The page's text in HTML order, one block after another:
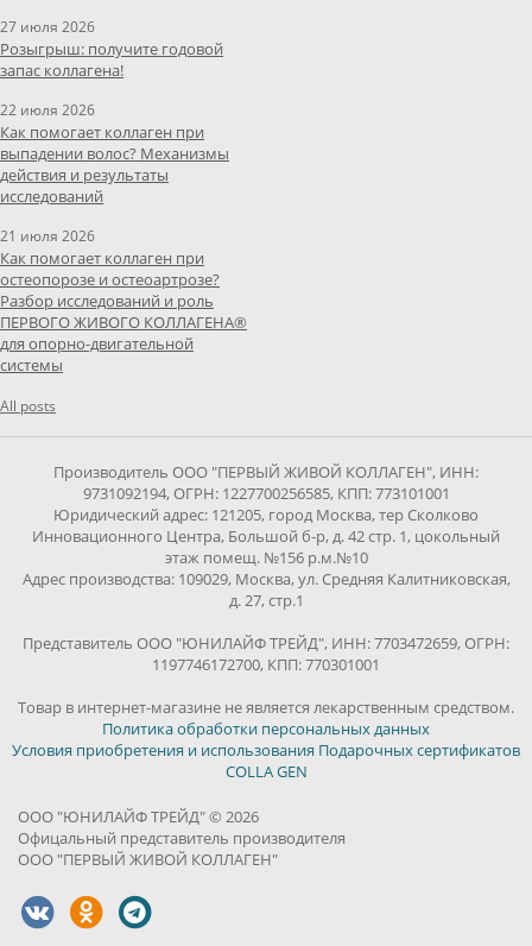
27 июля 2026
Розыгрыш: получите годовой
запас коллагена!
22 июля 2026
Как помогает коллаген при
выпадении волос? Механизмы
действия и результаты
исследований
21 июля 2026
Как помогает коллаген при
остеопорозе и остеоартрозе?
Разбор исследований и роль
ПЕРВОГО ЖИВОГО КОЛЛАГЕНА®
для опорно-двигательной
системы
All posts
Производитель ООО "ПЕРВЫЙ ЖИВОЙ КОЛЛАГЕН", ИНН:
9731092194, ОГРН: 1227700256585, КПП: 773101001
Юридический адрес: 121205, город Москва, тер Сколково
Инновационного Центра, Большой б-р, д. 42 стр. 1, цокольный
этаж помещ. №156 р.м.№10
Адрес производства: 109029, Москва, ул. Средняя Калитниковская,
д. 27, стр.1
Представитель ООО "ЮНИЛАЙФ ТРЕЙД", ИНН: 7703472659, ОГРН:
1197746172700, КПП: 770301001
Товар в интернет-магазине не является лекарственным средством.
Политика обработки персональных данных
Условия приобретения и использования Подарочных сертификатов
COLLA GEN
ООО "ЮНИЛАЙФ ТРЕЙД" © 2026
Офицальный представитель производителя
ООО "ПЕРВЫЙ ЖИВОЙ КОЛЛАГЕН"